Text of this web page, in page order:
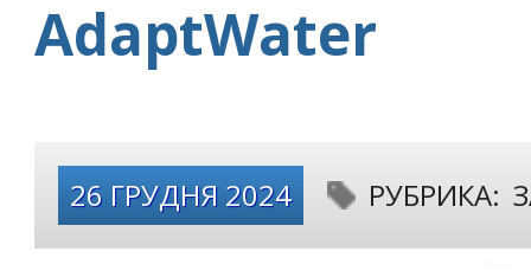
AdaptWater
26 ГРУДНЯ 2024 РУБРИКА: